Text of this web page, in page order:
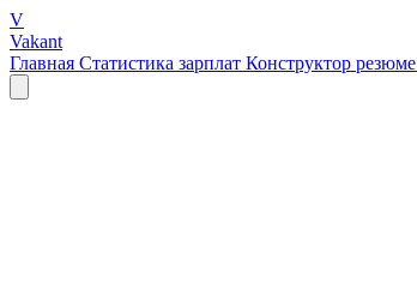
V
Vakant
Главная Статистика зарплат Конструктор резюме